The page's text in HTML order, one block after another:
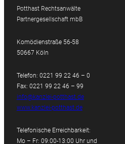
Potthast Rechtsanwälte
Partnergesellschaft mbB
Komödienstraße 56-58
50667 Köln
Telefon: 0221 99 22 46 – 0
Fax: 0221 99 22 46 – 99
info@kanzlei-potthast.de
www.kanzlei-potthast.de
Telefonische Erreichbarkeit:
Mo – Fr: 09:00-13:00 Uhr und